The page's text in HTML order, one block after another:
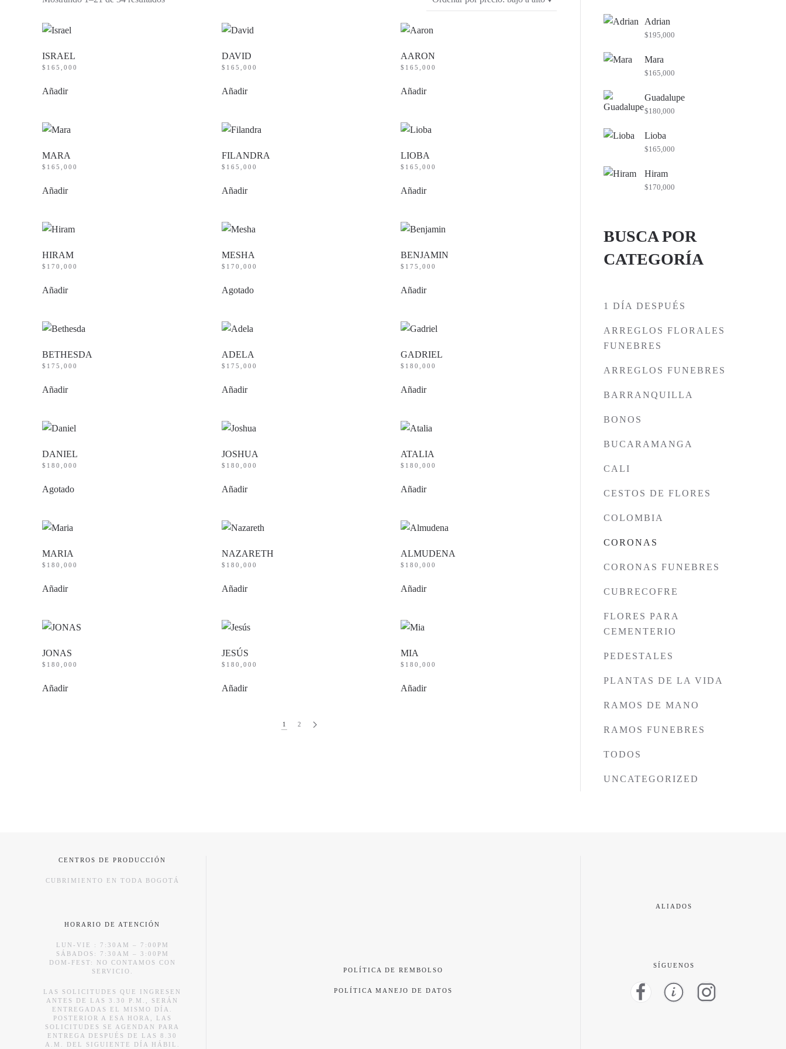
ISRAEL
$ 165,000
Añadir
DAVID
$ 165,000
Añadir
AARON
$ 165,000
Añadir
MARA
$ 165,000
Añadir
FILANDRA
$ 165,000
Añadir
LIOBA
$ 165,000
Añadir
HIRAM
$ 170,000
Añadir
MESHA
$ 170,000
Agotado
BENJAMIN
$ 175,000
Añadir
BETHESDA
$ 175,000
Añadir
ADELA
$ 175,000
Añadir
GADRIEL
$ 180,000
Añadir
DANIEL
$ 180,000
Agotado
JOSHUA
$ 180,000
Añadir
ATALIA
$ 180,000
Añadir
MARIA
$ 180,000
Añadir
NAZARETH
$ 180,000
Añadir
ALMUDENA
$ 180,000
Añadir
JONAS
$ 180,000
Añadir
JESÚS
$ 180,000
Añadir
MIA
$ 180,000
Añadir
1 2
Adrian
$195,000
Mara
$165,000
Guadalupe
$180,000
Lioba
$165,000
Hiram
$170,000
BUSCA POR
CATEGORÍA
1 DÍA DESPUÉS
ARREGLOS FLORALES
FUNEBRES
ARREGLOS FUNEBRES
BARRANQUILLA
BONOS
BUCARAMANGA
CALI
CESTOS DE FLORES
COLOMBIA
CORONAS
CORONAS FUNEBRES
CUBRECOFRE
FLORES PARA
CEMENTERIO
PEDESTALES
PLANTAS DE LA VIDA
RAMOS DE MANO
RAMOS FUNEBRES
TODOS
UNCATEGORIZED
CENTROS DE PRODUCCIÓN
CUBRIMIENTO EN TODA BOGOTÁ
HORARIO DE ATENCIÓN
LUN-VIE : 7:30AM – 7:00PM
SÁBADOS: 7:30AM – 3:00PM
DOM-FEST: NO CONTAMOS CON
SERVICIO.
LAS SOLICITUDES QUE INGRESEN
ANTES DE LAS 3.30 P.M., SERÁN
ENTREGADAS EL MISMO DÍA.
POSTERIOR A ESA HORA, LAS
SOLICITUDES SE AGENDAN PARA
ENTREGA DESPUÉS DE LAS 8.30
A.M. DEL SIGUIENTE DÍA HÁBIL.
POLÍTICA DE REMBOLSO
POLÍTICA MANEJO DE DATOS
ALIADOS
SÍGUENOS